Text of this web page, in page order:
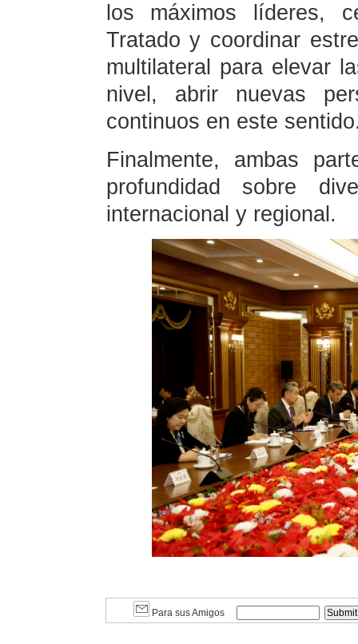
los máximos líderes,
Tratado y coordinar
multilateral para elevar
nivel, abrir nuevas
continuos en este
Finalmente, ambas
profundidad sobre
internacional y regional.
Para sus Amigos